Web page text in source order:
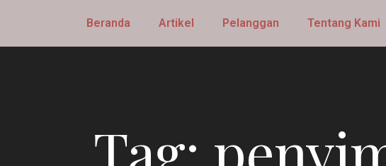
Beranda Artikel Pelanggan Tentang Kami
Tag: